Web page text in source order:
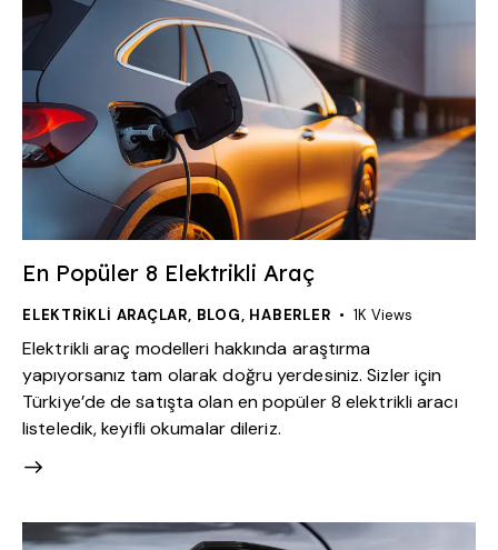
En Popüler 8 Elektrikli Araç
ELEKTRIKLI ARAÇLAR, BLOG, HABERLER 1K Views
Elektrikli araç modelleri hakkında araştırma
yapıyorsanız tam olarak doğru yerdesiniz. Sizler için
Türkiye’de de satışta olan en popüler 8 elektrikli aracı
listeledik, keyifli okumalar dileriz.